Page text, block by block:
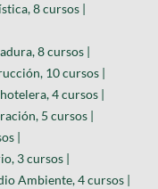
8 cursos |
8 cursos |
10 cursos |
4 cursos |
5 cursos |
|
3 cursos |
Ambiente, 4 cursos |